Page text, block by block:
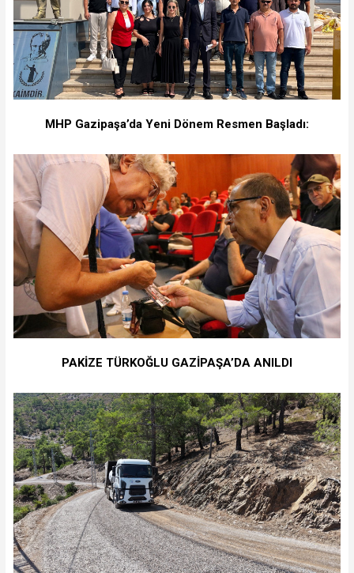
MHP Gazipaşa’da Yeni Dönem Resmen Başladı:
PAKİZE TÜRKOĞLU GAZİPAŞA’DA ANILDI